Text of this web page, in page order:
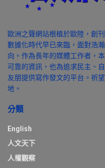
歐洲之聲網站根植於歐陸，創
數據化時代早已來臨，面對浩
向。作為長年的媒體工作者，
可靠的資訊，也為追求民主、
友朋提供寫作發文的平台。祈
地。
分類
English
人文天下
人權觀察